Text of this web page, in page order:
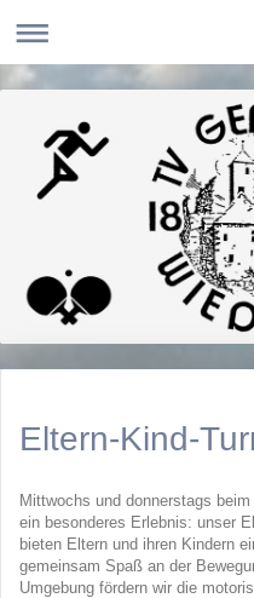
Eltern-Kind-
Mittwochs und donnerstags
ein besonderes Erlebnis: unser
bieten Eltern und ihren Kindern
gemeinsam Spaß an der
Umgebung fördern wir die